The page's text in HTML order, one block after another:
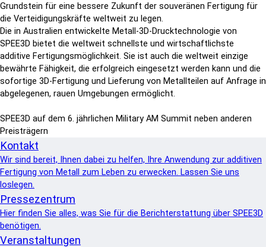
Grundstein für eine bessere Zukunft der souveränen Fertigung für
die Verteidigungskräfte weltweit zu legen.
Die in Australien entwickelte Metall-3D-Drucktechnologie von
SPEE3D bietet die weltweit schnellste und wirtschaftlichste
additive Fertigungsmöglichkeit. Sie ist auch die weltweit einzige
bewährte Fähigkeit, die erfolgreich eingesetzt werden kann und die
sofortige 3D-Fertigung und Lieferung von Metallteilen auf Anfrage in
abgelegenen, rauen Umgebungen ermöglicht.
SPEE3D auf dem 6. jährlichen Military AM Summit neben anderen
Preisträgern
Kontakt
Wir sind bereit, Ihnen dabei zu helfen, Ihre Anwendung zur additiven
Fertigung von Metall zum Leben zu erwecken. Lassen Sie uns
loslegen.
Pressezentrum
Hier finden Sie alles, was Sie für die Berichterstattung über SPEE3D
benötigen.
Veranstaltungen